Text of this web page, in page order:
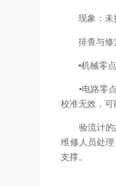
现象：未接
排查与修
•机械零点
•电路零点
校准无效，可
验流计的故
维修人员处
支撑。